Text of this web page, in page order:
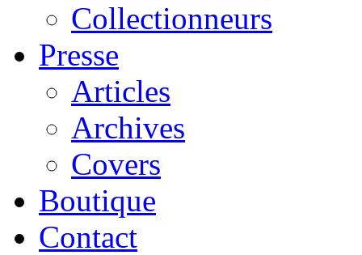
Collectionneurs
Presse
Articles
Archives
Covers
Boutique
Contact